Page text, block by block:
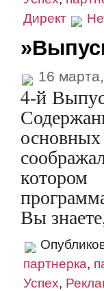
Директ
16
4-й
Вы
партнерка,
Успех,